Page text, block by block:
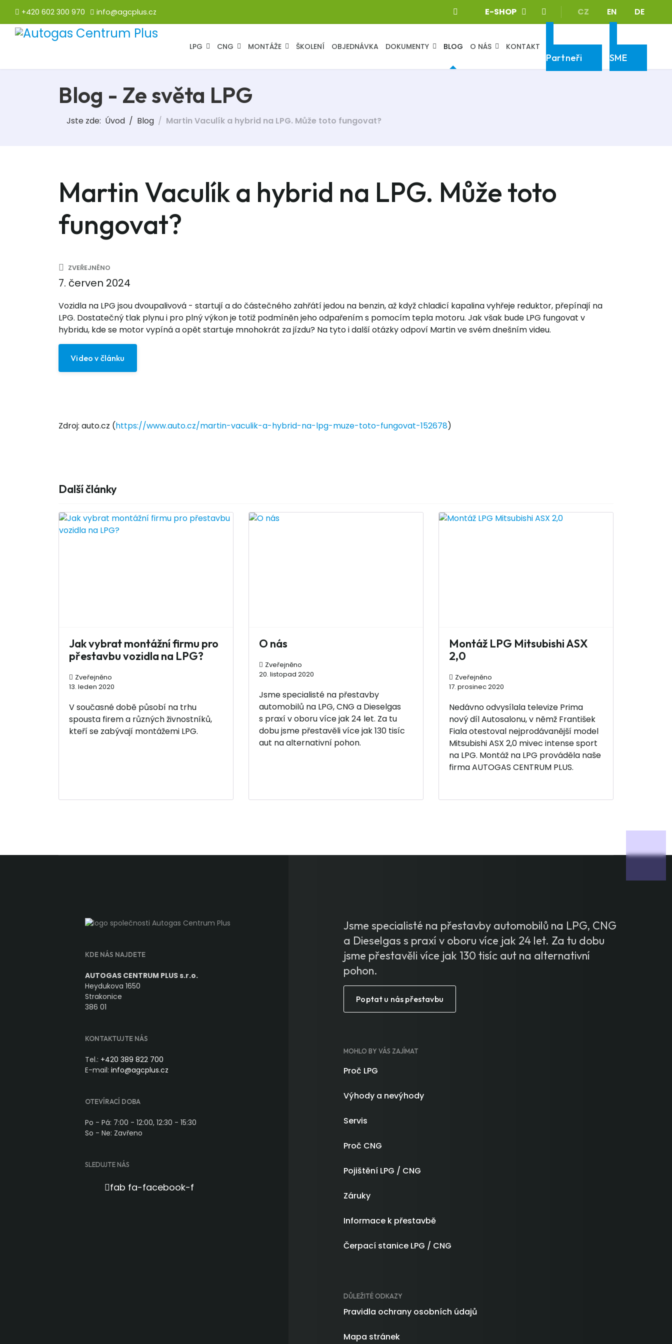
+420 602 300 970 info@agcplus.cz E-SHOP Zvolte jazyk
CZ EN DE
LPG CNG MONTÁŽE ŠKOLENÍ OBJEDNÁVKA DOKUMENTY BLOG O NÁS KONTAKT Klientská sekce
Partneři
Klientská sekce
SME
Blog - Ze světa LPG
Jste zde: Úvod Blog Martin Vaculík a hybrid na LPG. Může toto fungovat?
Martin Vaculík a hybrid na LPG. Může toto
fungovat?
ZVEŘEJNĚNO
7. červen 2024
Vozidla na LPG jsou dvoupalivová - startují a do částečného zahřátí jedou na benzin, až když chladicí kapalina vyhřeje reduktor, přepínají na
LPG. Dostatečný tlak plynu i pro plný výkon je totiž podmíněn jeho odpařením s pomocím tepla motoru. Jak však bude LPG fungovat v
hybridu, kde se motor vypíná a opět startuje mnohokrát za jízdu? Na tyto i další otázky odpoví Martin ve svém dnešním videu.
Video v článku
Zdroj: auto.cz (https://www.auto.cz/martin-vaculik-a-hybrid-na-lpg-muze-toto-fungovat-152678)
Další články
Jak vybrat montážní firmu pro
přestavbu vozidla na LPG?
Zveřejněno
13. leden 2020
V současné době působí na trhu
spousta firem a různých živnostníků,
kteří se zabývají montážemi LPG.
O nás
Zveřejněno
20. listopad 2020
Jsme specialisté na přestavby
automobilů na LPG, CNG a Dieselgas
s praxí v oboru více jak 24 let. Za tu
dobu jsme přestavěli více jak 130 tisíc
aut na alternativní pohon.
Montáž LPG Mitsubishi ASX
2,0
Zveřejněno
17. prosinec 2020
Nedávno odvysílala televize Prima
nový díl Autosalonu, v němž František
Fiala otestoval nejprodávanější model
Mitsubishi ASX 2,0 mivec intense sport
na LPG. Montáž na LPG prováděla naše
firma AUTOGAS CENTRUM PLUS.
KDE NÁS NAJDETE
AUTOGAS CENTRUM PLUS s.r.o.
Heydukova 1650
Strakonice
386 01
KONTAKTUJTE NÁS
Tel.: +420 389 822 700
E-mail: info@agcplus.cz
OTEVÍRACÍ DOBA
Po - Pá: 7:00 - 12:00, 12:30 - 15:30
So - Ne: Zavřeno
SLEDUJTE NÁS
fab fa-facebook-f
Jsme specialisté na přestavby automobilů na LPG, CNG
a Dieselgas s praxí v oboru více jak 24 let. Za tu dobu
jsme přestavěli více jak 130 tisíc aut na alternativní
pohon.
Poptat u nás přestavbu
MOHLO BY VÁS ZAJÍMAT
Proč LPG
Výhody a nevýhody
Servis
Proč CNG
Pojištění LPG / CNG
Záruky
Informace k přestavbě
Čerpací stanice LPG / CNG
DŮLEŽITÉ ODKAZY
Pravidla ochrany osobních údajů
Mapa stránek